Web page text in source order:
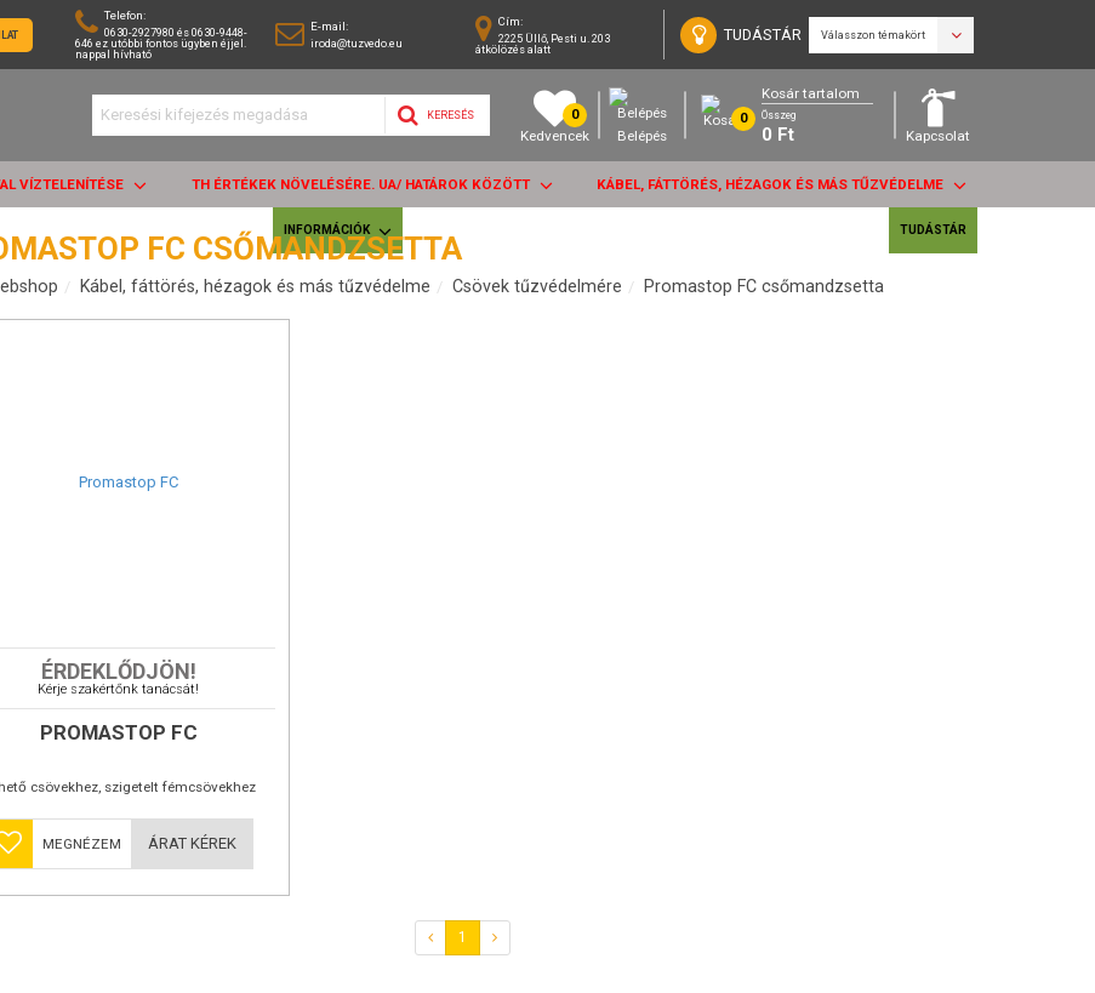
Telefon:
0630-2927980 és 0630-9448-
646 ez utóbbi fontos ügyben éjjel.
nappal hívható
E-mail:
iroda@tuzvedo.eu
Cím:
2225 Üllő, Pesti u. 203
átkölözés alatt
TUDÁSTÁR Válasszon témakört
KERESÉS 0
Kedvencek Belépés
0
Kosár tartalom
Összeg
0 Ft Kapcsolat
VÍZTELENÍTÉSE TH ÉRTÉKEK NÖVELÉSÉRE. UA/ HATÁROK KÖZÖTT KÁBEL, FÁTTÖRÉS, HÉZAGOK ÉS MÁS TŰZVÉDELME
INFORMÁCIÓK TUDÁSTÁR
FC CSŐMANDZSETTA
Kábel, fáttörés, hézagok és más tűzvédelme Csövek tűzvédelmére Promastop FC csőmandzsetta
esztétikus csőmandzsetták- 90/120 perces
is) fal- és tetőszerkezetben használt
fém csővezetékekre, alumínium kompozit
FC csőlezáró rendszer egy - aműanyag
ÉRDEKLŐDJÖN!
Kérje szakértőnk tanácsát!
PROMASTOP FC
csövekhez, szigetelt fémcsövekhez
MEGNÉZEM ÁRAT KÉREK
1